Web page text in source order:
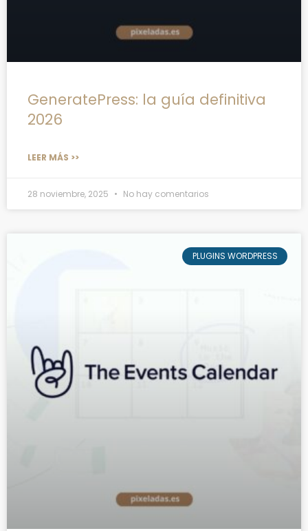
GeneratePress: la guía definitiva
2026
LEER MÁS >>
28 noviembre, 2025 No hay comentarios
PLUGINS WORDPRESS